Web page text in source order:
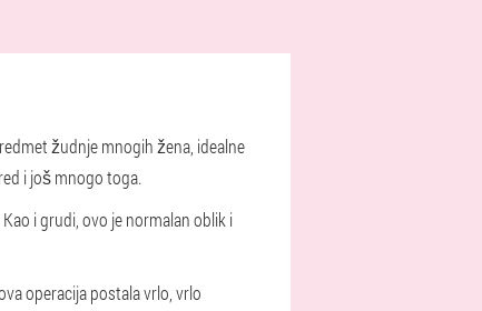
žudnje mnogih žena, idealne
i još mnogo toga.
i grudi, ovo je normalan oblik i
operacija postala vrlo, vrlo